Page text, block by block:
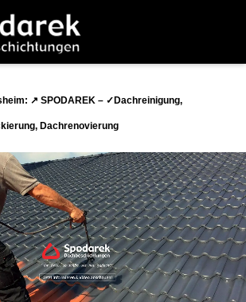
↗️ SPODAREK – ✓Dachreinigung,
Dachrenovierung